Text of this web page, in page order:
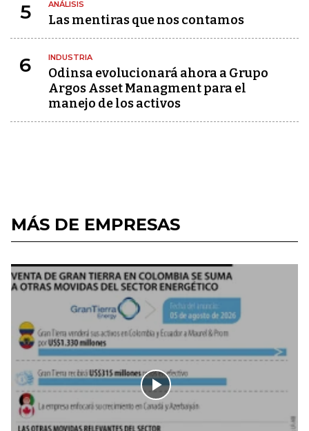
5 ANÁLISIS
Las mentiras que nos contamos
6 INDUSTRIA
Odinsa evolucionará ahora a Grupo
Argos Asset Managment para el
manejo de los activos
MÁS DE EMPRESAS